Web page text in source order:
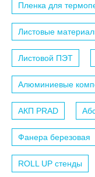
Пленка для
Листовые
Листовой ПЭТ
Алюминиевые
АКП PRAD
Фанера березовая
ROLL UP стенды